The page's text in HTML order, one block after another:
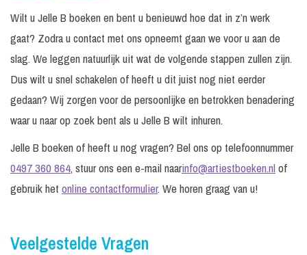
Wilt u Jelle B boeken en bent u benieuwd hoe dat in z’n werk
gaat? Zodra u contact met ons opneemt gaan we voor u aan de
slag. We leggen natuurlijk uit wat de volgende stappen zullen zijn.
Dus wilt u snel schakelen of heeft u dit juist nog niet eerder
gedaan? Wij zorgen voor de persoonlijke en betrokken benadering
waar u naar op zoek bent als u Jelle B wilt inhuren.
Jelle B boeken of heeft u nog vragen? Bel ons op telefoonnummer
0497 360 864, stuur ons een e-mail naarinfo@artiestboeken.nlof
gebruik het online contactformulier. We horen graag van u!
Veelgestelde Vragen